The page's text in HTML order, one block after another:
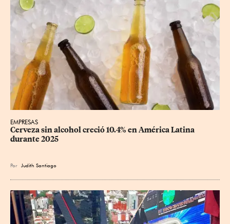
EMPRESAS
Cerveza sin alcohol creció 10.4% en América Latina
durante 2025
Por Judith Santiago